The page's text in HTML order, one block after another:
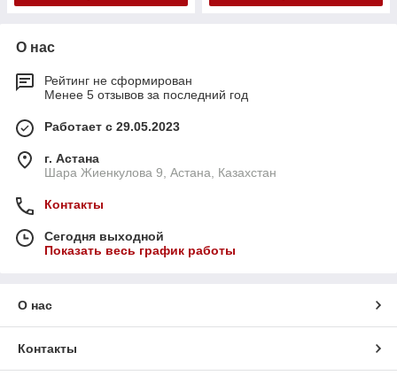
О нас
Рейтинг не сформирован
Менее 5 отзывов за последний год
Работает с 29.05.2023
г. Астана
Шара Жиенкулова 9, Астана, Казахстан
Контакты
Сегодня выходной
Показать весь график работы
О нас
Контакты